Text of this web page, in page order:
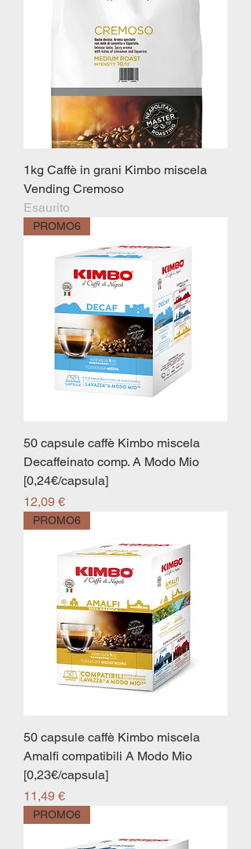
1kg Caffè in grani Kimbo miscela
Vending Cremoso
Esaurito
PROMO6
50 capsule caffè Kimbo miscela
Decaffeinato comp. A Modo Mio
[0,24€/capsula]
Prezzo
12,09 €
PROMO6
50 capsule caffè Kimbo miscela
Amalfi compatibili A Modo Mio
[0,23€/capsula]
Prezzo
11,49 €
PROMO6